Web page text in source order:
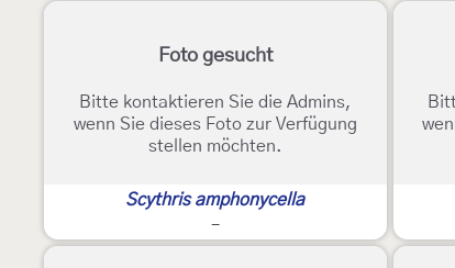
Foto gesucht
Bitte kontaktieren Sie die Admins,
wenn Sie dieses Foto zur Verfügung
stellen möchten.
Scythris amphonycella
-